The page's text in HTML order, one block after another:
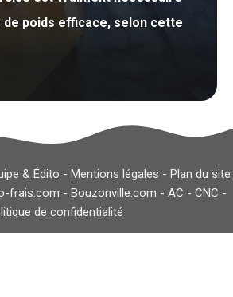
de poids efficace, selon cette
& Édito - Mentions légales - Plan du site
frais.com - Bouzonville.com - AC - CNC -
de confidentialité